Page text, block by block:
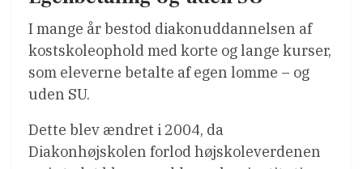
I mange år bestod diakonuddannelsen af
kostskoleophold med korte og lange kurser,
som eleverne betalte af egen lomme – og
uden SU.
Dette blev ændret i 2004, da
Diakonhøjskolen forlod højskoleverdenen